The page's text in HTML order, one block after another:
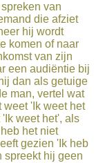
van
die afziet
hij wordt
komen of naar
van zijn
een audiëntie bij
dan als getuige
man, vertel wat
weet 'Ik weet het
weet het', als
het niet
gezien 'Ik heb
spreekt hij geen